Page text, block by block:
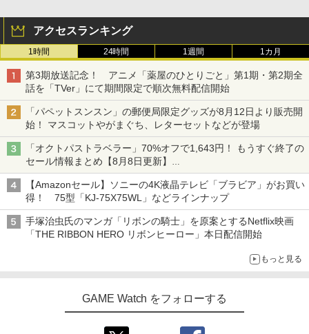
アクセスランキング
1時間 24時間 1週間 1カ月
第3期放送記念！ アニメ「薬屋のひとりごと」第1期・第2期全
話を「TVer」にて期間限定で順次無料配信開始
「パペットスンスン」の郵便局限定グッズが8月12日より販売開
始！ マスコットやがまぐち、レターセットなどが登場
「オクトパストラベラー」70%オフで1,643円！ もうすぐ終了の
セール情報まとめ【8月8日更新】
ニンテンドーeショップでは「大神 絶景版」が67%オフで990円
【Amazonセール】ソニーの4K液晶テレビ「ブラビア」がお買い
得！ 75型「KJ-75X75WL」などラインナップ
手塚治虫氏のマンガ「リボンの騎士」を原案とするNetflix映画
「THE RIBBON HERO リボンヒーロー」本日配信開始
もっと見る
GAME Watch をフォローする